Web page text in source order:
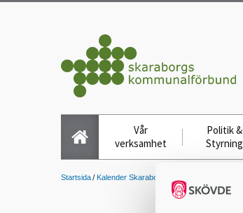
Vår
verksamhet
Politik &
Styrning
Startsida Kalender Skaraborgs Kommuna...